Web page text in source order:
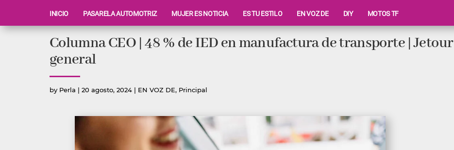
INICIO PASARELA AUTOMOTRIZ MUJER ES NOTICIA ES TU ESTILO EN VOZ DE DIY MOTOS TF
Columna CEO | 48 % de IED en manufactura de transporte |
general
by Publicado
Perla | 20 agosto, 2024 | Publicada
EN VOZ DE, Principal